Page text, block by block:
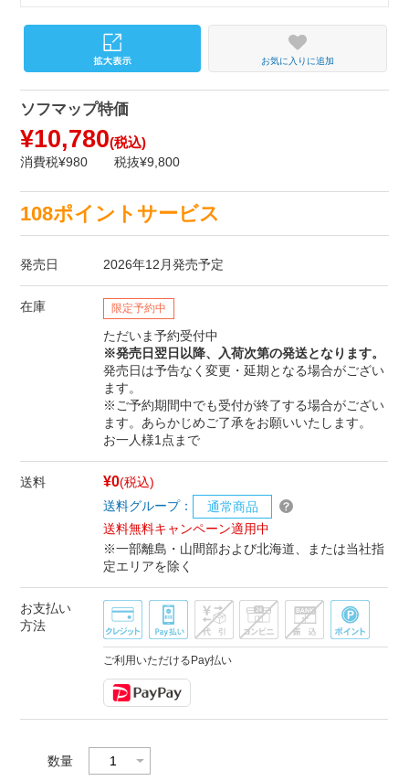
お気に入りに追加
ソフマップ特価
¥10,780(税込)
消費税¥980 税抜¥9,800
108ポイントサービス
発売日 2026年12月発売予定
在庫 限定予約中
ただいま予約受付中
※発売日翌日以降、入荷次第の発送となります。
発売日は予告なく変更・延期となる場合がござい
ます。
※ご予約期間中でも受付が終了する場合がござい
ます。あらかじめご了承をお願いいたします。
お一人様1点まで
送料 ¥0(税込)
送料グループ：
通常商品
送料無料キャンペーン適用中
※一部離島・山間部および北海道、または当社指
定エリアを除く
お支払い
方法
ご利用いただけるPay払い
数量